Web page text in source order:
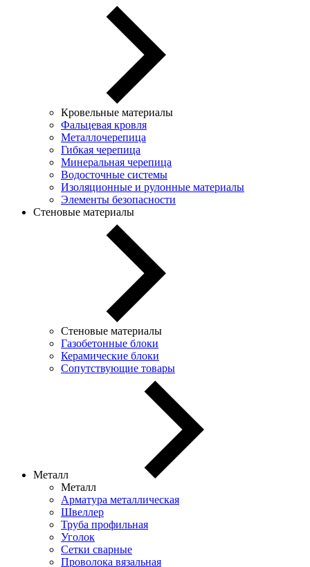
Кровельные материалы
Фальцевая кровля
Металлочерепица
Гибкая черепица
Минеральная черепица
Водосточные системы
Изоляционные и рулонные материалы
Элементы безопасности
Стеновые материалы
Стеновые материалы
Газобетонные блоки
Керамические блоки
Сопутствующие товары
Металл
Металл
Арматура металлическая
Швеллер
Труба профильная
Уголок
Сетки сварные
Проволока вязальная